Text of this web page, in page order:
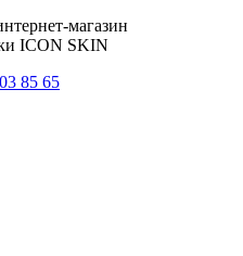
магазин
ICON SKIN
85 65